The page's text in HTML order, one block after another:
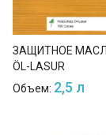
ЗАЩИТНОЕ
ÖL-LASUR
Объем: 2,5 л